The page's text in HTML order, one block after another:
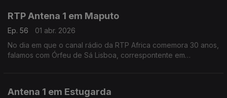
RTP Antena 1 em Maputo
Ep. 56
01 abr. 2026
No dia em que o canal rádio da RTP Africa comemora 30 anos,
falamos com Órfeu de Sá Lisboa, correspontente em
Antena 1 em Estugarda